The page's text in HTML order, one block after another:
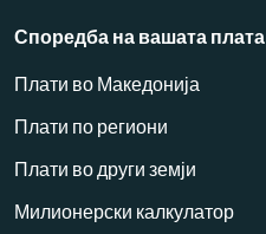
Споредба на вашата плата
Плати во Македонија
Плати по региони
Плати во други земји
Милионерски калкулатор